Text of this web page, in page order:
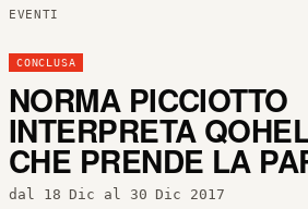
EVENTI
CONCLUSA
NORMA PICCIOTTO
INTERPRETA
CHE PRENDE LA
dal 18 Dic al 30 Dic 2017